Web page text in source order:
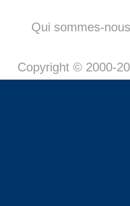
Qui sommes-
Copyright © 2000-